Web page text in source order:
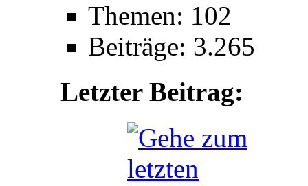
Themen: 102
Beiträge: 3.265
Letzter Beitrag: